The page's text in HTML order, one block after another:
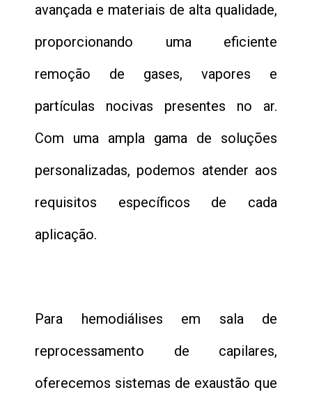
avançada e materiais de alta qualidade,
proporcionando uma eficiente
remoção de gases, vapores e
partículas nocivas presentes no ar.
Com uma ampla gama de soluções
personalizadas, podemos atender aos
requisitos específicos de cada
aplicação.
Para hemodiálises em sala de
reprocessamento de capilares,
oferecemos sistemas de exaustão que